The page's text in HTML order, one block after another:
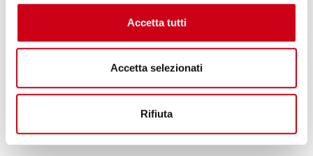
Accetta tutti
Accetta selezionati
Rifiuta